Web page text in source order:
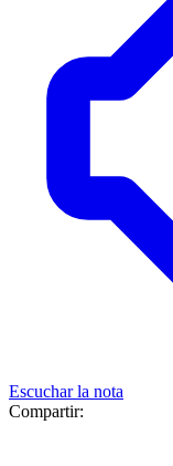
Escuchar la nota
Compartir: